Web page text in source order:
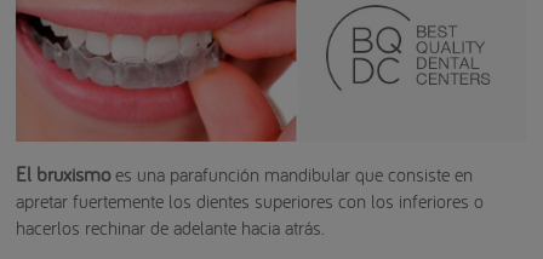
El bruxismoes una parafunción mandibular que consiste en
apretar fuertemente los dientes superiores con los inferiores o
hacerlos rechinar de adelante hacia atrás.